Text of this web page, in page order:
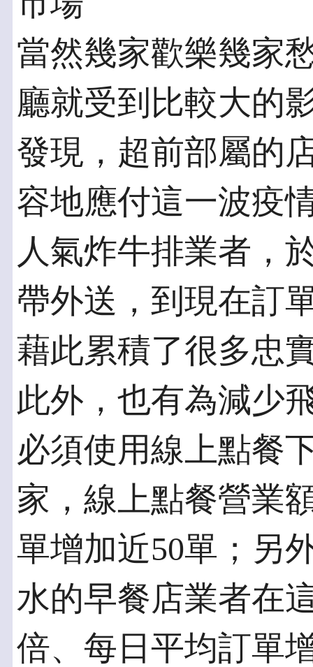
當然幾家歡樂幾家
廳就受到比較大的
發現，超前部屬的
容地應付這一波疫
人氣炸牛排業者，
帶外送，到現在訂
藉此累積了很多忠
此外，也有為減少
必須使用線上點餐
家，線上點餐營業
單增加近50單；另
水的早餐店業者在
倍、每日平均訂單